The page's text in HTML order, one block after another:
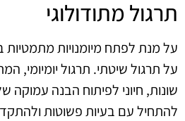
תרגול מתודולוגי
על מנת לפתח מיומנויות
על תרגול שיטתי. תרגול יומיומי,
שונות, חיוני לפיתוח הבנה עמוקה
להתחיל עם בעיות פשוטות